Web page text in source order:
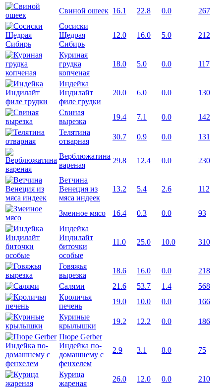
Свиной ошеек 16.1 22.8 0.0
267
Сосиски
Щедрая
Сибирь
12.0 16.0 5.0 212
Куриная
грудка
копченая
18.0 5.0 0.0 117
Индейка
Индилайт
филе грудки
20.0 6.0 0.0 130
Свиная
вырезка
19.4 7.1 0.0
142
Телятина
отварная
30.7 0.9 0.0 131
Верблюжатина
вареная
29.8 12.4 0.0 230
Ветчина
Венеция из
мяса индеек
13.2 5.4 2.6 112
Змеиное мясо 16.4 0.3 0.0
93
Индейка
Индилайт
биточки
особые
11.0 25.0 10.0 310
Говяжья
вырезка
18.6 16.0 0.0
218
Салями
21.6 53.7 1.4
568
Кроличья
печень
19.0 10.0 0.0
166
Куриные
крылышки
19.2 12.2 0.0
186
Пюре Gerber
Индейка по-
домашнему с
фенхелем
2.9 3.1 8.0 75
Курица
жареная
26.0 12.0 0.0 210